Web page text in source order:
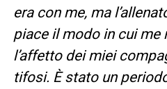
era con me, ma
piace il modo in cui me
l’affetto dei miei
tifosi. È stato un